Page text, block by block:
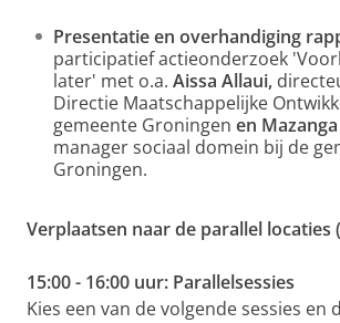
Presentatie en overhandiging
participatief actieonderzoek
later' met o.a. Aissa Allaui,
Directie Maatschappelijke
gemeente Groningen en
manager sociaal domein bij de
Groningen.
Verplaatsen naar de parallel locaties
15:00 - 16:00 uur: Parallelsessies
Kies een van de volgende sessies en